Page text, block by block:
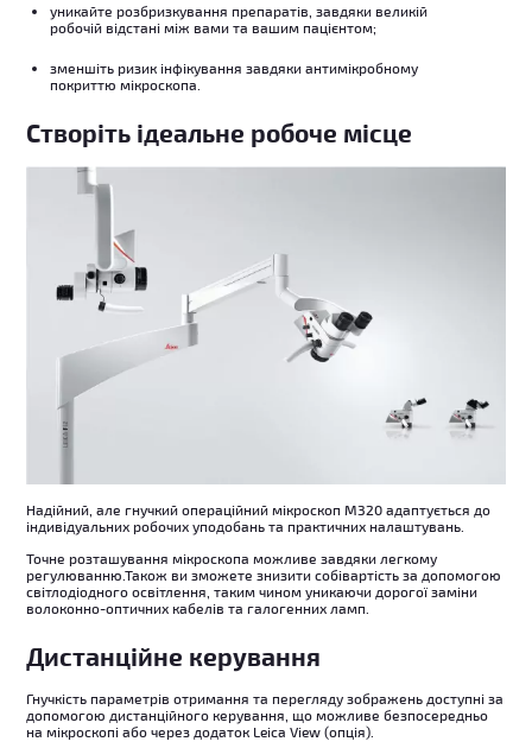
уникайте розбризкування препаратів, завдяки великій
робочій відстані між вами та вашим пацієнтом;
зменшіть ризик інфікування завдяки антимікробному
покриттю мікроскопа.
Створіть ідеальне робоче місце
Надійний, але гнучкий операційний мікроскоп M320 адаптується до
індивідуальних робочих уподобань та практичних налаштувань.
Точне розташування мікроскопа можливе завдяки легкому
регулюванню.Також ви зможете знизити собівартість за допомогою
світлодіодного освітлення, таким чином уникаючи дорогої заміни
волоконно-оптичних кабелів та галогенних ламп.
Дистанційне керування
Гнучкість параметрів отримання та перегляду зображень доступні за
допомогою дистанційного керування, що можливе безпосередньо
на мікроскопі або через додаток Leica View (опція).